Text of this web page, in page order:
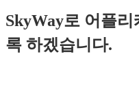
SkyWay로 어플
록 하겠습니다.